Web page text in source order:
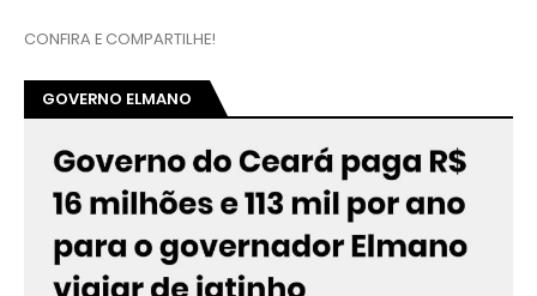
CONFIRA E COMPARTILHE!
GOVERNO ELMANO